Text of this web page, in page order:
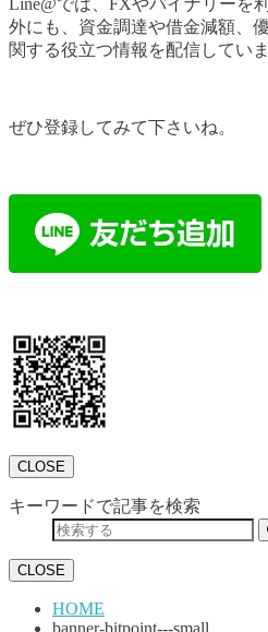
Line@では、FXやバイナリーを
外にも、資金調達や借金減額、
関する役立つ情報を配信していま
ぜひ登録してみて下さいね。
CLOSE
キーワードで記事を検索
CLOSE
HOME
banner-bitpoint---small